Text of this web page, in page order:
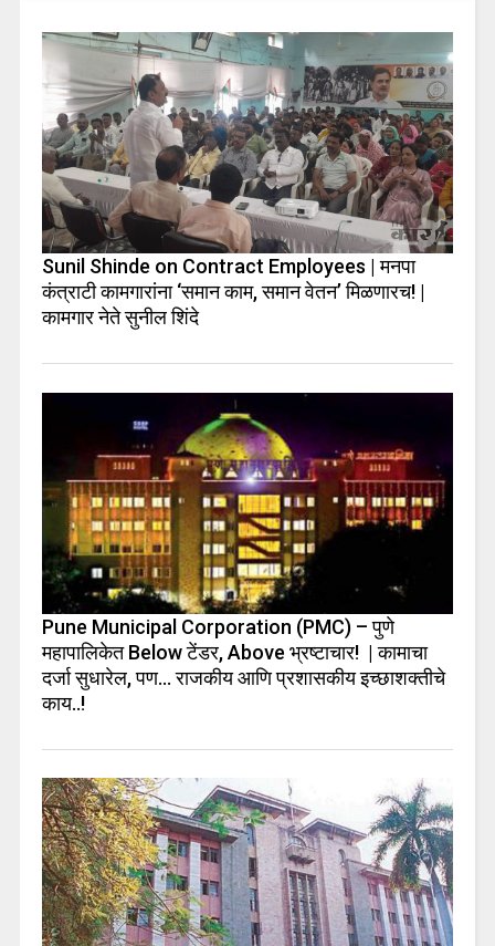
Sunil Shinde on Contract Employees | मनपा
कंत्राटी कामगारांना ‘समान काम, समान वेतन’ मिळणारच! |
कामगार नेते सुनील शिंदे
Pune Municipal Corporation (PMC) – पुणे
महापालिकेत Below टेंडर, Above भ्रष्टाचार! | कामाचा
दर्जा सुधारेल, पण… राजकीय आणि प्रशासकीय इच्छाशक्तीचे
काय..!